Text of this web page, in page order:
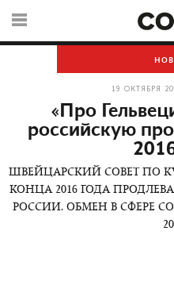
19 ОКТЯБРЯ
«Про
российскую
ШВЕЙЦАРСКИЙ СОВЕТ ПО
КОНЦА 2016 ГОДА
РОССИИ. ОБМЕН В СФЕРЕ